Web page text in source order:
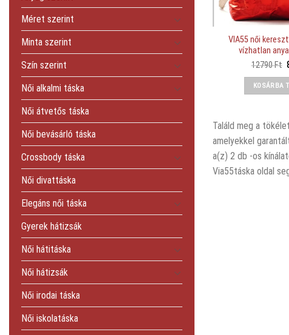
Méret szerint
Minta szerint
Szín szerint
Női alkalmi táska
Női átvetős táska
Női bevásárló táska
Crossbody táska
Női divattáska
Elegáns női táska
Gyerek hátizsák
Női hátitáska
Női hátizsák
Női irodai táska
Női iskolatáska
VIA55 női
vízhatlan
12790Ft
KOSÁRBA
Találd meg a
amelyekkel
a(z) 2 db -os
Via55táska oldal